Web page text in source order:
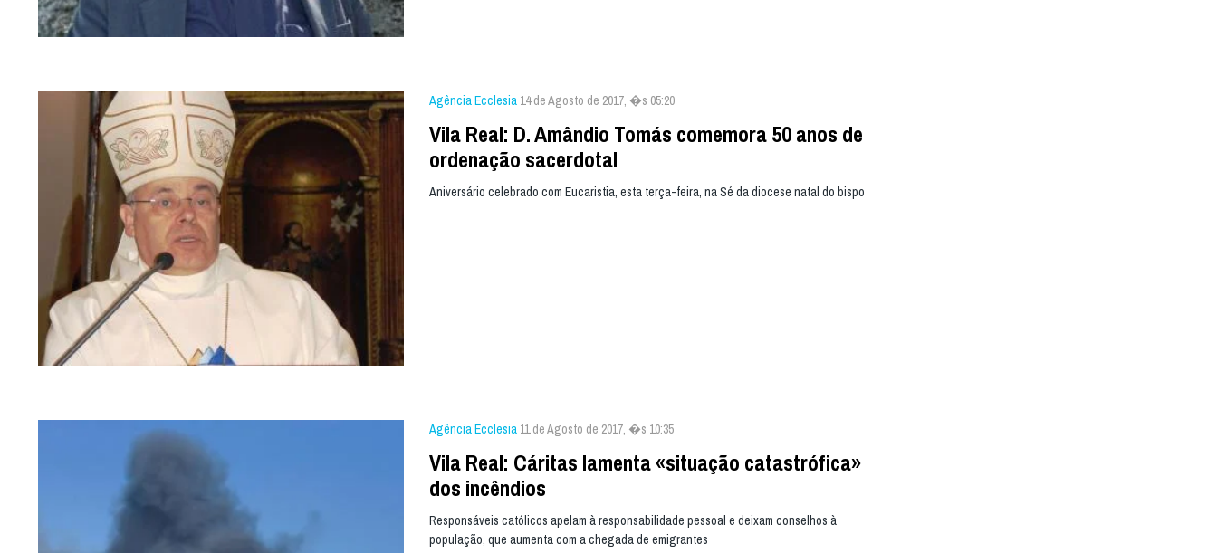
Agência Ecclesia 14 de Agosto de 2017, �s 05:20
Vila Real: D. Amândio Tomás comemora 50 anos de
ordenação sacerdotal
Aniversário celebrado com Eucaristia, esta terça-feira, na Sé da diocese natal do bispo
Agência Ecclesia 11 de Agosto de 2017, �s 10:35
Vila Real: Cáritas lamenta «situação catastrófica»
dos incêndios
Responsáveis católicos apelam à responsabilidade pessoal e deixam conselhos à
população, que aumenta com a chegada de emigrantes